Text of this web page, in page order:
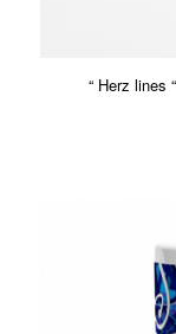
“ Herz lines